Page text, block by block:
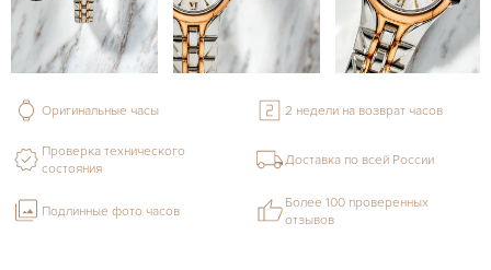
Оригинальные часы 2 недели на возврат часов
Проверка технического
состояния
Доставка по всей России
Подлинные фото часов
Более 100 проверенных
отзывов